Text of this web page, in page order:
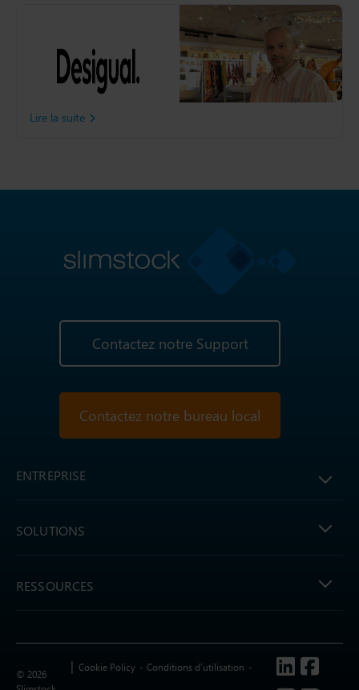
Découvrez comment
Desigual a amélioré la
disponibilité de ses produits
Lire la suite
Contactez notre Support
Contactez notre bureau local
ENTREPRISE
SOLUTIONS
RESSOURCES
© 2026
Cookie Policy Conditions d’utilisation Follow us